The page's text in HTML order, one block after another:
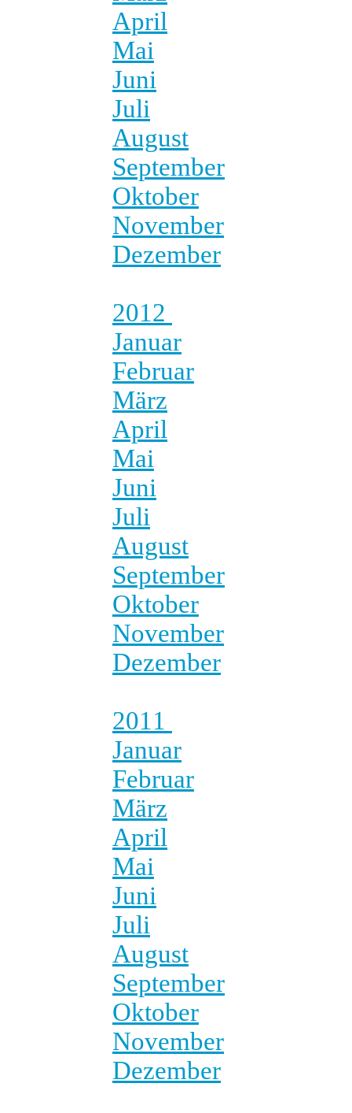
April
Mai
Juni
Juli
August
September
Oktober
November
Dezember
2012
Januar
Februar
März
April
Mai
Juni
Juli
August
September
Oktober
November
Dezember
2011
Januar
Februar
März
April
Mai
Juni
Juli
August
September
Oktober
November
Dezember